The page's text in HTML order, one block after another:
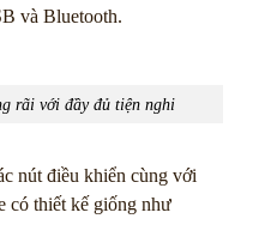
và Bluetooth.
rãi với đầy đủ tiện nghi
nút điều khiển cùng với
có thiết kế giống như